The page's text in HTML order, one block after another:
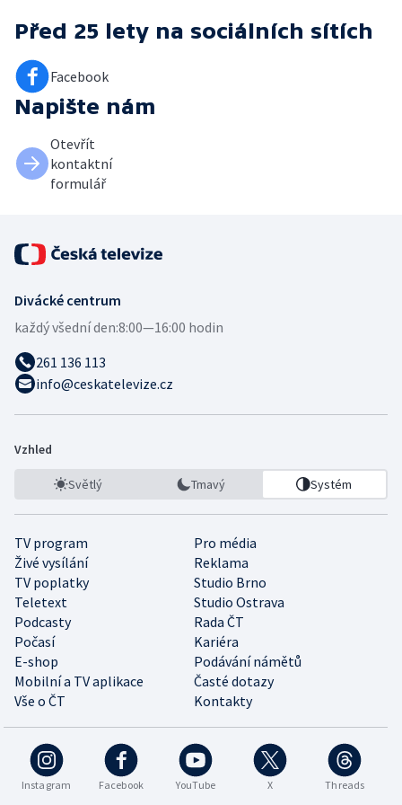
Před 25 lety na sociálních sítích
Facebook
Napište nám
Otevřít
kontaktní
formulář
Divácké centrum
každý všední den:8:00—16:00 hodin
261 136 113
info@ceskatelevize.cz
Vzhled
Světlý Tmavý Systém
TV program
Pro média
Živé vysílání
Reklama
TV poplatky
Studio Brno
Teletext
Studio Ostrava
Podcasty
Rada ČT
Počasí
Kariéra
E-shop
Podávání námětů
Mobilní a TV aplikace
Časté dotazy
Vše o ČT
Kontakty
Instagram Facebook YouTube X Threads